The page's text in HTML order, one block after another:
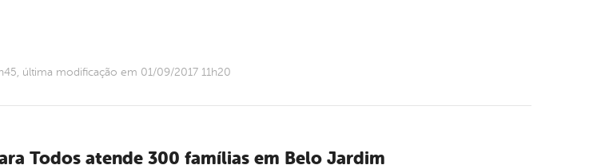
última modificação em 01/09/2017 11h20
Todos atende 300 famílias em Belo Jardim